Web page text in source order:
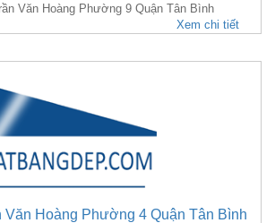
Văn Hoàng Phường 9 Quận Tân Bình
Xem chi tiết
Văn Hoàng Phường 4 Quận Tân Bình